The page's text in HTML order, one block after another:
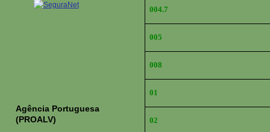
004.7
005
008
01
02
Agência Portuguesa
(PROALV)